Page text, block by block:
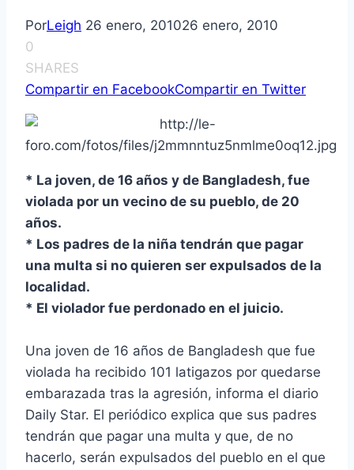
PorLeigh 26 enero, 201026 enero, 2010
0
SHARES
Compartir en FacebookCompartir en Twitter
* La joven, de 16 años y de Bangladesh, fue
violada por un vecino de su pueblo, de 20
años.
* Los padres de la niña tendrán que pagar
una multa si no quieren ser expulsados de la
localidad.
* El violador fue perdonado en el juicio.
Una joven de 16 años de Bangladesh que fue
violada ha recibido 101 latigazos por quedarse
embarazada tras la agresión, informa el diario
Daily Star. El periódico explica que sus padres
tendrán que pagar una multa y que, de no
hacerlo, serán expulsados del pueblo en el que